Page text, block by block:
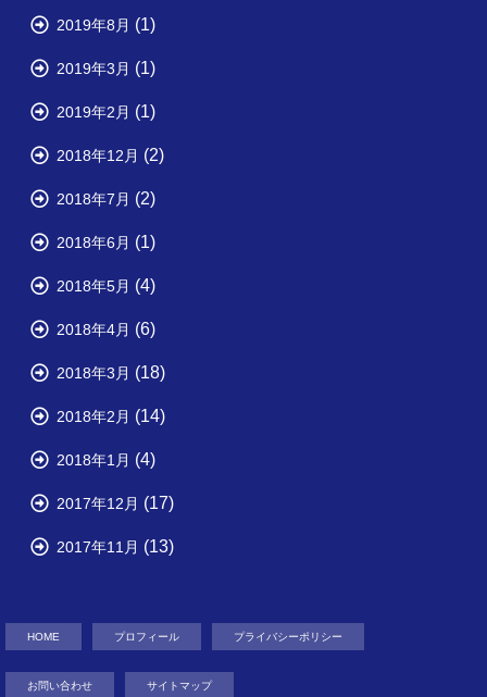
2019年8月 (1)
2019年3月 (1)
2019年2月 (1)
2018年12月 (2)
2018年7月 (2)
2018年6月 (1)
2018年5月 (4)
2018年4月 (6)
2018年3月 (18)
2018年2月 (14)
2018年1月 (4)
2017年12月 (17)
2017年11月 (13)
HOME プロフィール プライバシーポリシー
お問い合わせ サイトマップ